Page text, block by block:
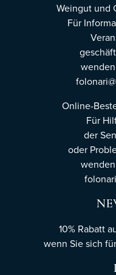
Weingut und
Für
Online-
Für
der
oder
10% Rabatt
wenn Sie sich